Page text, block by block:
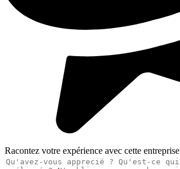
Racontez votre expérience avec cette entreprise